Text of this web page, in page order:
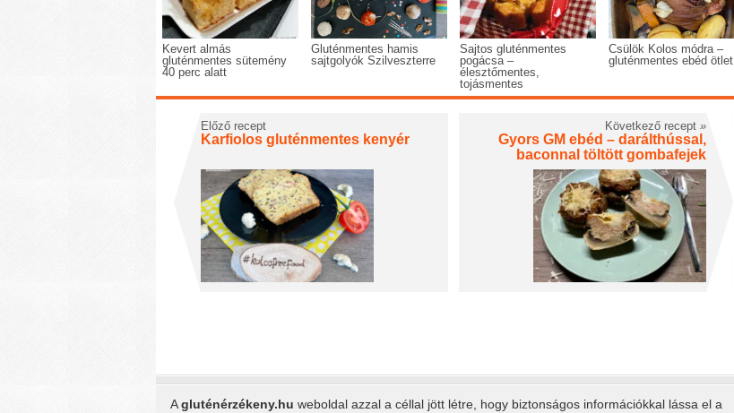
Kevert almás
gluténmentes sütemény
40 perc alatt
Gluténmentes hamis
sajtgolyók Szilveszterre
Sajtos gluténmentes
pogácsa –
élesztőmentes,
tojásmentes
Csülök Kolos módra –
gluténmentes ebéd ötlet
Előző recept
Karfiolos gluténmentes kenyér
Következő recept »
Gyors GM ebéd – darálthússal,
baconnal töltött gombafejek
Agluténérzékeny.hu weboldal azzal a céllal jött létre, hogy biztonságos információkkal lássa el a